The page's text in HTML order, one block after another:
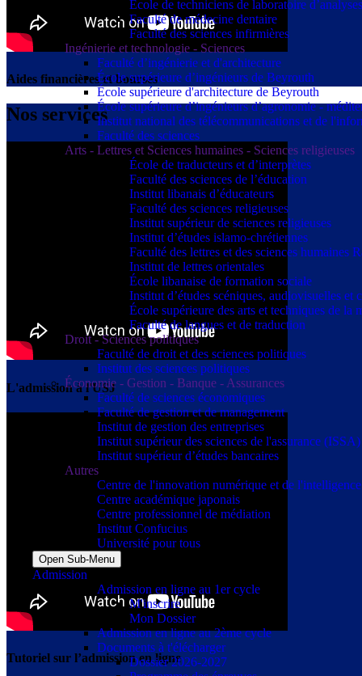
École de techniciens de laboratoire
Faculté de médecine dentaire
Faculté des sciences infirmières
Ingénierie et technologie - Sciences
Faculté d’ingénierie et d'architecture
École supérieure d’ingénieurs de Beyrouth
École supérieure d'architecture de Beyrouth
École supérieure d’ingénieurs d’agronomie -
Institut national des télécommunications et de
Faculté des sciences
Arts - Lettres et Sciences humaines - Sciences religieuses
École de traducteurs et d’interprètes
Faculté des sciences de l’éducation
Institut libanais d’éducateurs
Faculté des sciences religieuses
Institut supérieur de sciences religieuses
Institut d’études islamo-chrétiennes
Faculté des lettres et des sciences humaines
Institut de lettres orientales
École libanaise de formation sociale
Institut d’études scéniques, audiovisuelles et
École supérieure des arts et techniques de la
Faculté de langues et de traduction
Droit - Sciences politiques
Faculté de droit et des sciences politiques
Institut des sciences politiques
Économie - Gestion - Banque - Assurances
Faculté de sciences économiques
Faculté de gestion et de management
Institut de gestion des entreprises
Institut supérieur des sciences de l'assurance (ISSA)
Institut supérieur d’études bancaires
Autres
Centre de l'innovation numérique et de
Centre académique japonais
Centre professionnel de médiation
Institut Confucius
Université pour tous
Open Sub-Menu
Admission
Admission en ligne au 1er cycle
M'inscrire
Mon Dossier
Admission en ligne au 2ème cycle
Documents à t'élécharger
Dossier 2026-2027
Aides financières et bourses
Nos services
L'admission à l'USJ
Tutoriel sur l’admission en ligne